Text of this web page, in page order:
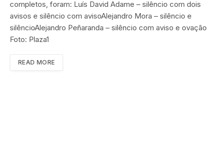
completos, foram: Luís David Adame – silêncio com dois
avisos e silêncio com avisoAlejandro Mora – silêncio e
silêncioAlejandro Peñaranda – silêncio com aviso e ovação
Foto: Plaza1
READ MORE